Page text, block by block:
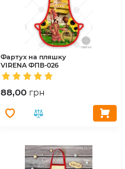
Фартух на пляшку
VIRENA ФПВ-026
88,00 грн